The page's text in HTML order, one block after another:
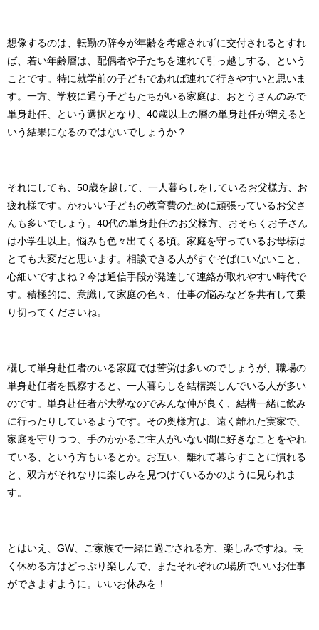
想像するのは、転勤の辞令が年齢を考慮されずに交付されるとすれ
ば、若い年齢層は、配偶者や子たちを連れて引っ越しする、という
ことです。特に就学前の子どもであれば連れて行きやすいと思いま
す。一方、学校に通う子どもたちがいる家庭は、おとうさんのみで
単身赴任、という選択となり、40歳以上の層の単身赴任が増えると
いう結果になるのではないでしょうか？
それにしても、50歳を越して、一人暮らしをしているお父様方、お
疲れ様です。かわいい子どもの教育費のために頑張っているお父さ
んも多いでしょう。40代の単身赴任のお父様方、おそらくお子さん
は小学生以上。悩みも色々出てくる頃。家庭を守っているお母様は
とても大変だと思います。相談できる人がすぐそばにいないこと、
心細いですよね？今は通信手段が発達して連絡が取れやすい時代で
す。積極的に、意識して家庭の色々、仕事の悩みなどを共有して乗
り切ってくださいね。
概して単身赴任者のいる家庭では苦労は多いのでしょうが、職場の
単身赴任者を観察すると、一人暮らしを結構楽しんでいる人が多い
のです。単身赴任者が大勢なのでみんな仲が良く、結構一緒に飲み
に行ったりしているようです。その奥様方は、遠く離れた実家で、
家庭を守りつつ、手のかかるご主人がいない間に好きなことをやれ
ている、という方もいるとか。お互い、離れて暮らすことに慣れる
と、双方がそれなりに楽しみを見つけているかのように見られま
す。
とはいえ、GW、ご家族で一緒に過ごされる方、楽しみですね。長
く休める方はどっぷり楽しんで、またそれぞれの場所でいいお仕事
ができますように。いいお休みを！